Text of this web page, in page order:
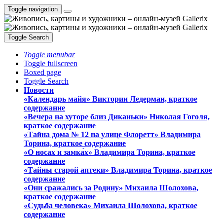
Toggle navigation
Toggle Search
Toggle menubar
Toggle fullscreen
Boxed page
Toggle Search
Новости
«Календарь майя» Виктории Ледерман, краткое
содержание
«Вечера на хуторе близ Диканьки» Николая Гоголя,
краткое содержание
«Тайна дома № 12 на улице Флоретт» Владимира
Торина, краткое содержание
«О носах и замка́х» Владимира Торина, краткое
содержание
«Тайны старой аптеки» Владимира Торина, краткое
содержание
«Они сражались за Родину» Михаила Шолохова,
краткое содержание
«Судьба человека» Михаила Шолохова, краткое
содержание